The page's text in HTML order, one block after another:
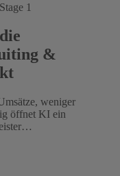
1
&
weniger
öffnet KI ein